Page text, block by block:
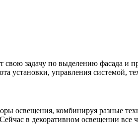
задачу по выделению фасада и
установки, управления системой,
освещения, комбинируя разные
в декоративном освещении